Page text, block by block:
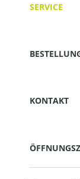
SERVICE
KONTAKT